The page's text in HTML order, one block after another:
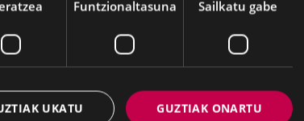
20 eta 27 eta abenduak 11, ASTEAZKENA
Funtzionaltasuna Sailkatu gabe
GUZTIAK ONARTU
UKATU